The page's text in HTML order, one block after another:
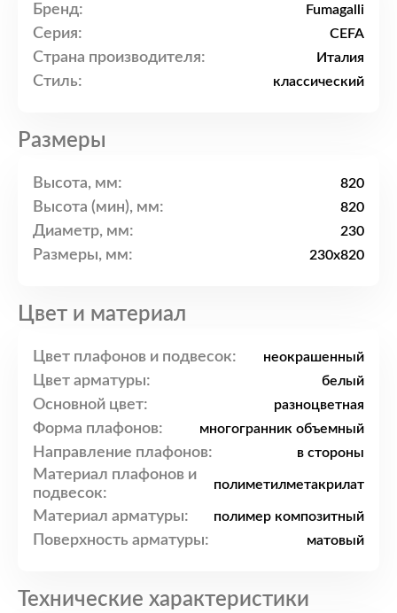
Бренд: Fumagalli
Серия: CEFA
Страна производителя: Италия
Стиль: классический
Размеры
Высота, мм: 820
Высота (мин), мм: 820
Диаметр, мм: 230
Размеры, мм: 230x820
Цвет и материал
Цвет плафонов и подвесок: неокрашенный
Цвет арматуры: белый
Основной цвет: разноцветная
Форма плафонов: многогранник объемный
Направление плафонов: в стороны
Материал плафонов и
подвесок:
полиметилметакрилат
Материал арматуры: полимер композитный
Поверхность арматуры: матовый
Технические характеристики